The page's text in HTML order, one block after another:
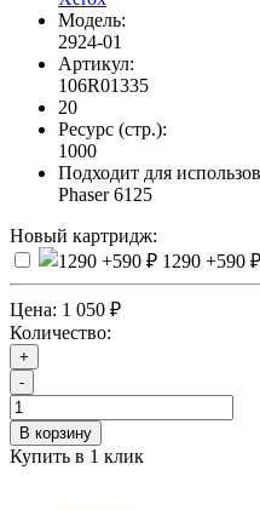
Модель:
2924-01
Артикул:
106R01335
20
Ресурс (стр.):
1000
Подходит для
Phaser 6125
Новый картридж:
1290 +590 ₽
Цена: 1 050 ₽
Количество:
+
-
В корзину
Купить в 1 клик